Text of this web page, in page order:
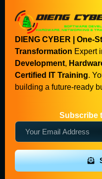
DIENG CYBER | One-
Transformation Expert
Development,
Certified IT Training.
building a future-ready
Subscribe